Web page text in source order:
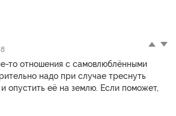
то отношения с самовлюблёнными
надо при случае треснуть
опустить её на землю. Если поможет,